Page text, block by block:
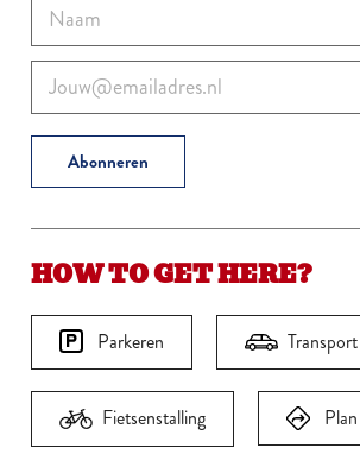
HOW TO GET HERE?
Parkeren Transport
Fietsenstalling